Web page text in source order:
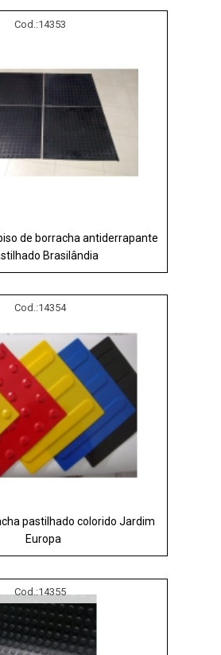
Cod.:14353
de borracha antiderrapante
Brasilândia
Cod.:14354
pastilhado colorido Jardim
Europa
Cod.:14355